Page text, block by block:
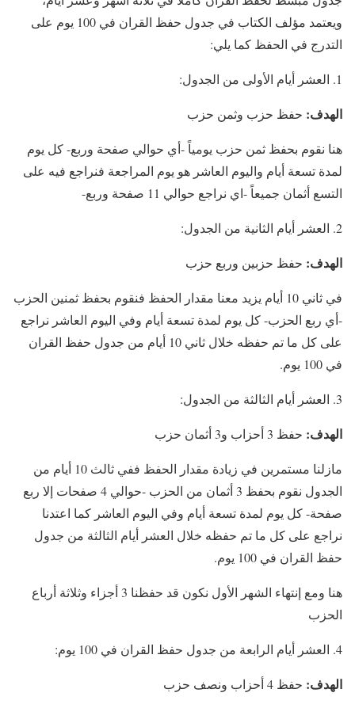
ويعتمد مؤلف الكتاب في جدول حفظ القران في 100 يوم على
التدرج في الحفظ كما يلي:
العشر أيام الأولى من الجدول:
الهدف: حفظ حزب وثمن حزب
هنا نقوم بحفظ ثمن حزب يومياً -أي حوالي صفحة وربع- كل يوم
لمدة تسعة أيام واليوم العاشر هو يوم المراجعة فنراجع فيه على
التسع أثمان جميعاً -اي نراجع حوالي 11 صفحة وربع-
العشر أيام الثانية من الجدول:
الهدف: حفظ حزبين وربع حزب
في ثاني 10 أيام يزيد معنا مقدار الحفظ فنقوم بحفظ ثمنين الحزب
-أي ربع الحزب- كل يوم لمدة تسعة أيام وفي اليوم العاشر نراجع
على كل ما تم حفظه خلال ثاني 10 أيام من جدول حفظ القران
في 100 يوم.
العشر أيام الثالثة من الجدول:
الهدف: حفظ 3 أحزاب و3 أثمان حزب
مازلنا مستمرين في زيادة مقدار الحفظ ففي ثالث 10 أيام من
الجدول نقوم بحفظ 3 أثمان من الحزب -حوالي 4 صفحات إلا ربع
صفحة- كل يوم لمدة تسعة أيام وفي اليوم العاشر كما اعتدنا
نراجع على كل ما تم حفظه خلال العشر أيام الثالثة من جدول
حفظ القران في 100 يوم.
هنا ومع إنتهاء الشهر الأول نكون قد حفظنا 3 أجزاء وثلاثة أرباع
الحزب
العشر أيام الرابعة من جدول حفظ القران في 100 يوم:
الهدف: حفظ 4 أحزاب ونصف حزب